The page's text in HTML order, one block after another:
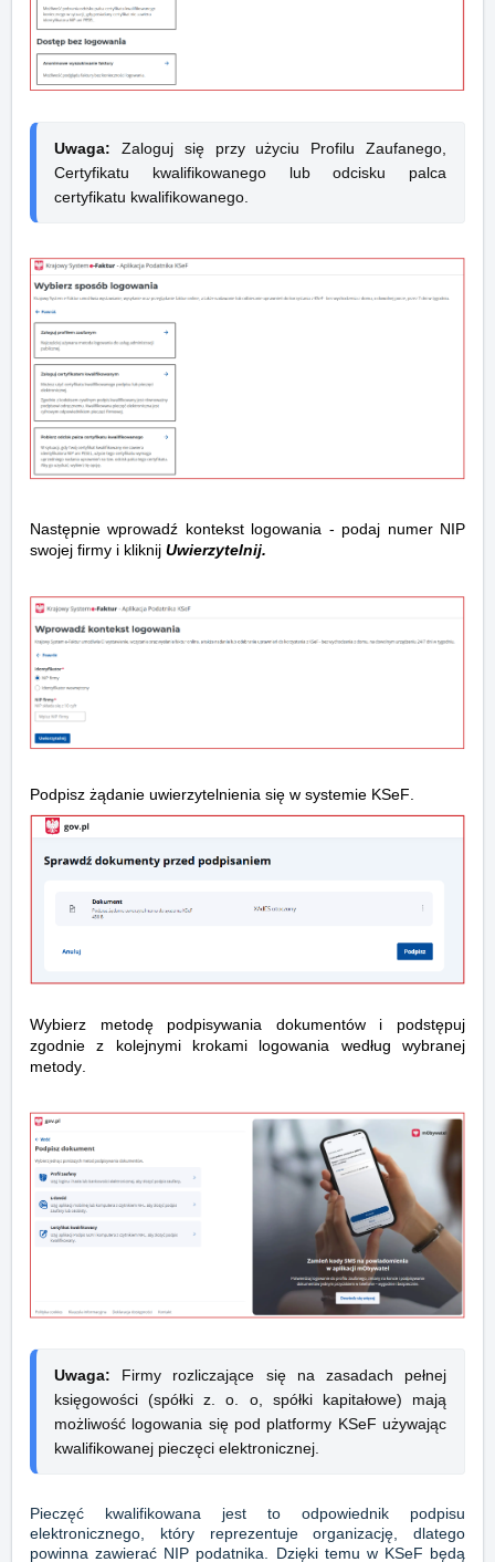
Uwaga: Zaloguj się przy użyciu Profilu Zaufanego,
Certyfikatu kwalifikowanego lub odcisku palca
certyfikatu kwalifikowanego.
Następnie wprowadź kontekst logowania - podaj numer NIP
swojej firmy i kliknij Uwierzytelnij.
Podpisz żądanie uwierzytelnienia się w systemie KSeF.
Wybierz metodę podpisywania dokumentów i podstępuj
zgodnie z kolejnymi krokami logowania według wybranej
metody.
Uwaga: Firmy rozliczające się na zasadach pełnej
księgowości (spółki z. o. o, spółki kapitałowe) mają
możliwość logowania się pod platformy KSeF używając
kwalifikowanej pieczęci elektronicznej.
Pieczęć kwalifikowana jest to odpowiednik podpisu
elektronicznego, który reprezentuje organizację, dlatego
powinna zawierać NIP podatnika. Dzięki temu w KSeF będą